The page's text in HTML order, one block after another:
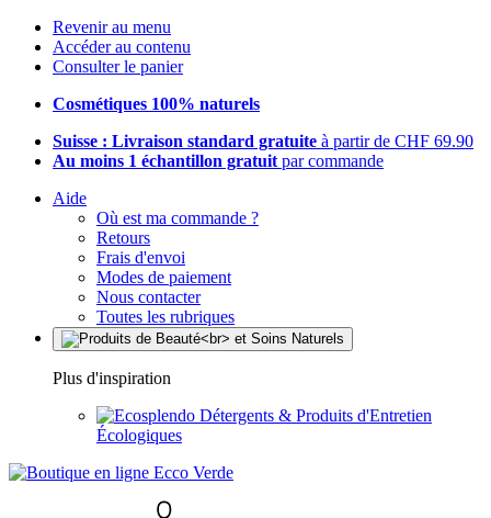
Revenir au menu
Accéder au contenu
Consulter le panier
Cosmétiques 100% naturels
Suisse : Livraison standard gratuite à partir de CHF 69.90
Au moins 1 échantillon gratuit par commande
Aide
Où est ma commande ?
Retours
Frais d'envoi
Modes de paiement
Nous contacter
Toutes les rubriques
Plus d'inspiration
Détergents & Produits d'Entretien
Écologiques